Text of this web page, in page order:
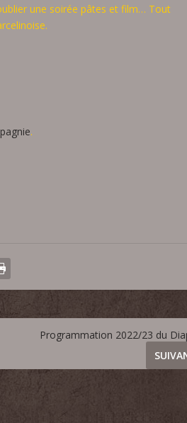
une soirée pâtes et film… Tout
.
Programmation 2022/23 du